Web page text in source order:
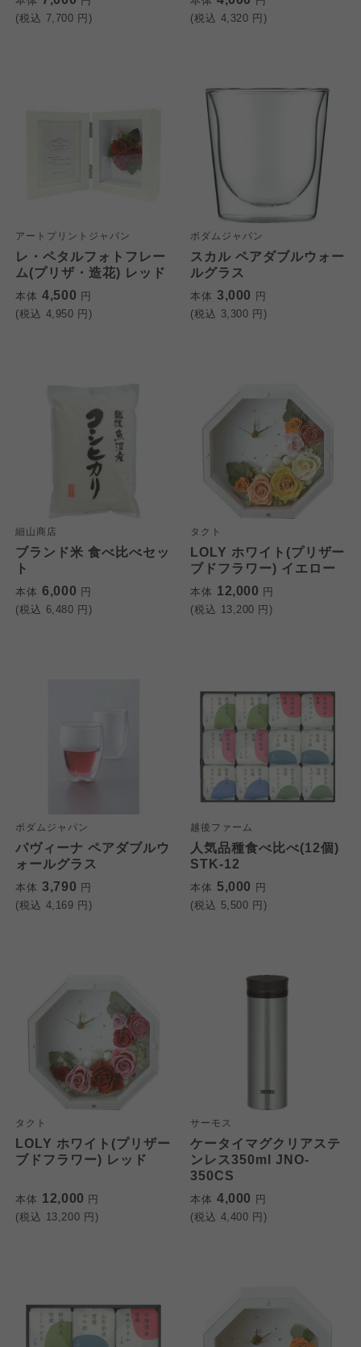
(税込 7,700 円)
(税込 4,320 円)
アートプリントジャパン
レ・ペタルフォトフレー
ム(プリザ・造花) レッド
本体 4,500 円
(税込 4,950 円)
ボダムジャパン
スカル ペアダブルウォー
ルグラス
本体 3,000 円
(税込 3,300 円)
細山商店
ブランド米 食べ比べセッ
ト
本体 6,000 円
(税込 6,480 円)
タクト
LOLY ホワイト(プリザー
ブドフラワー) イエロー
本体 12,000 円
(税込 13,200 円)
ボダムジャパン
パヴィーナ ペアダブルウ
ォールグラス
本体 3,790 円
(税込 4,169 円)
越後ファーム
人気品種食べ比べ(12個)
STK-12
本体 5,000 円
(税込 5,500 円)
タクト
LOLY ホワイト(プリザー
ブドフラワー) レッド
本体 12,000 円
(税込 13,200 円)
サーモス
ケータイマグクリアステ
ンレス350ml JNO-
350CS
本体 4,000 円
(税込 4,400 円)